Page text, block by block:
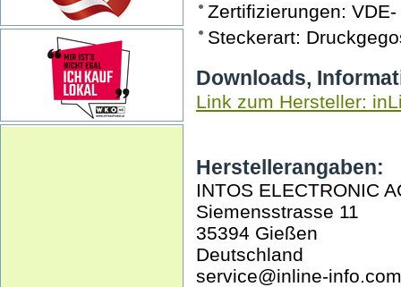
Zertifizierungen:
Steckerart:
Downloads,
Link zum Hersteller:
Herstellerangaben:
INTOS ELECTRONIC
Siemensstrasse 11
35394 Gießen
Deutschland
service@inline-info.com